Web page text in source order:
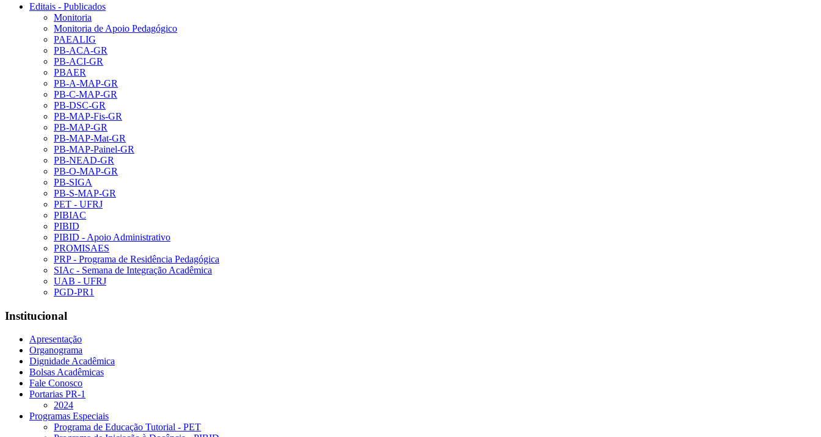
Editais - Publicados
Monitoria
Monitoria de Apoio Pedagógico
PAEALIG
PB-ACA-GR
PB-ACI-GR
PBAER
PB-A-MAP-GR
PB-C-MAP-GR
PB-DSC-GR
PB-MAP-Fis-GR
PB-MAP-GR
PB-MAP-Mat-GR
PB-MAP-Painel-GR
PB-NEAD-GR
PB-O-MAP-GR
PB-SIGA
PB-S-MAP-GR
PET - UFRJ
PIBIAC
PIBID
PIBID - Apoio Administrativo
PROMISAES
PRP - Programa de Residência Pedagógica
SIAc - Semana de Integração Acadêmica
UAB - UFRJ
PGD-PR1
Institucional
Apresentação
Organograma
Dignidade Acadêmica
Bolsas Acadêmicas
Fale Conosco
Portarias PR-1
2024
Programas Especiais
Programa de Educação Tutorial - PET